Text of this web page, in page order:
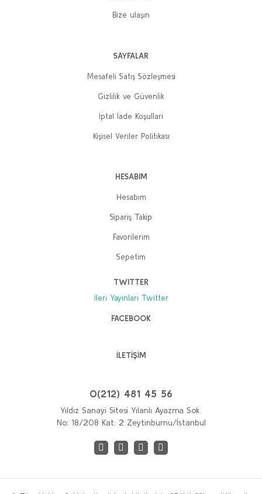
Yeni
Bize ulaşın
SAYFALAR
Mesafeli Satış Sözleşmesi
Gizlilik ve Güvenlik
İptal İade Koşullari
Kişisel Veriler Politikası
HESABIM
Hesabım
Sipariş Takip
Favorilerim
Sepetim
TWITTER
İleri Yayınları Twitter
FACEBOOK
İLETİŞİM
0(212) 481 45 56
Yıldız Sanayi Sitesi Yılanlı Ayazma Sok.
No: 18/208 Kat: 2 Zeytinburnu/İstanbul